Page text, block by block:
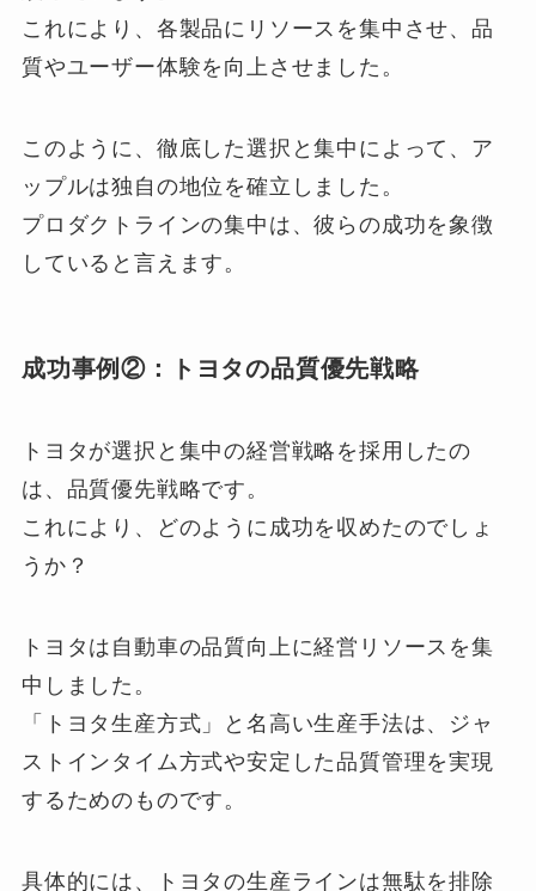
これにより、各製品にリソースを集中させ、品
質やユーザー体験を向上させました。
このように、徹底した選択と集中によって、ア
ップルは独自の地位を確立しました。
プロダクトラインの集中は、彼らの成功を象徴
していると言えます。
成功事例②：トヨタの品質優先戦略
トヨタが選択と集中の経営戦略を採用したの
は、品質優先戦略です。
これにより、どのように成功を収めたのでしょ
うか？
トヨタは自動車の品質向上に経営リソースを集
中しました。
「トヨタ生産方式」と名高い生産手法は、ジャ
ストインタイム方式や安定した品質管理を実現
するためのものです。
具体的には、トヨタの生産ラインは無駄を排除